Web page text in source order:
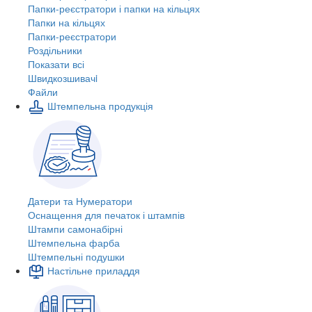
Папки-реєстратори і папки на кільцях
Папки на кільцях
Папки-реєстратори
Роздільники
Показати всі
Швидкозшивачi
Файли
Штемпельна продукція
Датери та Нумератори
Оснащення для печаток і штампів
Штампи самонабірні
Штемпельна фарба
Штемпельні подушки
Настільне приладдя